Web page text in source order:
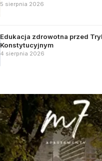
5 sierpnia 2026
Edukacja zdrowotna przed
Konstytucyjnym
4 sierpnia 2026